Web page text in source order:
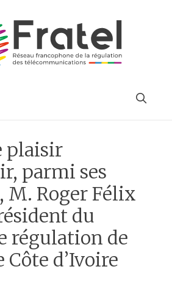
plaisir
parmi ses
M. Roger Félix
du
régulation de
Côte d’Ivoire